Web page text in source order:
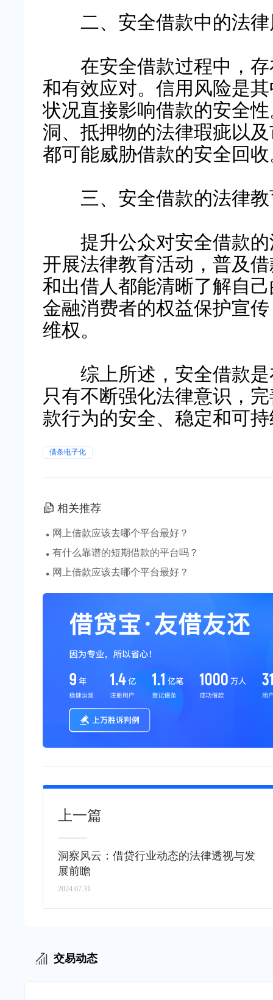
二、安全借款中的法律
在安全借款过程中，存
和有效应对。信用风险是
状况直接影响借款的安全
洞、抵押物的法律瑕疵以
都可能威胁借款的安全回
三、安全借款的法律教
提升公众对安全借款的
开展法律教育活动，普及
和出借人都能清晰了解自
金融消费者的权益保护宣
维权。
综上所述，安全借款是
只有不断强化法律意识，
款行为的安全、稳定和可
借条电子化
相关推荐
· 网上借款应该去哪个平台最好？
· 有什么靠谱的短期借款的平台吗？
· 网上借款应该去哪个平台最好？
上一篇
洞察风云：借贷行业动态的法律透视与发
展前瞻
2024.07.31
交易动态